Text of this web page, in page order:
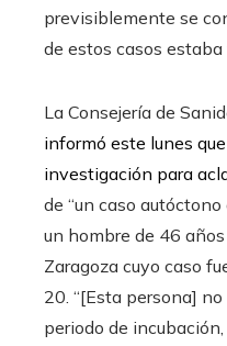
previsiblemente se
de estos casos estaba
La Consejería de
informó este lunes
investigación para
de “un caso
un hombre de 46
Zaragoza cuyo caso
20. “[Esta persona]
periodo de